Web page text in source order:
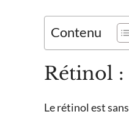
Contenu
Rétinol :
Le rétinol est